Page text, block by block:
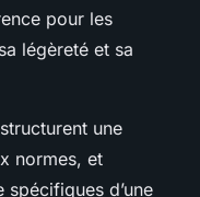
pour les
légèreté et sa
une
normes, et
spécifiques d’une